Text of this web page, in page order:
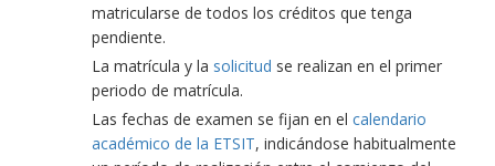
matricularse de todos los créditos que tenga
pendiente.
La matrícula y la solicitud se realizan en el primer
periodo de matrícula.
Las fechas de examen se fijan en el calendario
académico de la ETSIT, indicándose habitualmente